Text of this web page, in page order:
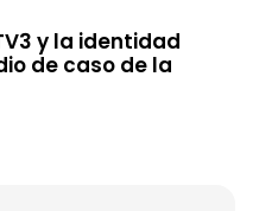
y la identidad
de caso de la